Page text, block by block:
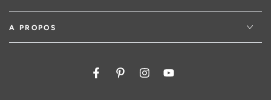
A PROPOS
FacebookPinterestInstagramYouTube